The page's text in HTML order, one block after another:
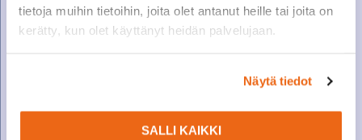
tietoja muihin tietoihin, joita olet antanut heille tai joita on
kerätty, kun olet käyttänyt heidän palvelujaan.
Näytä tiedot
SALLI KAIKKI
010 27 91 831
varaosat@suomenkonetalo.fi